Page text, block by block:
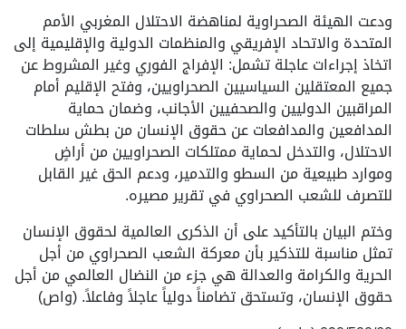
ودعت الهيئة الصحراوية لمناهضة الاحتلال المغربي الأمم
المتحدة والاتحاد الإفريقي والمنظمات الدولية والإقليمية إلى
اتخاذ إجراءات عاجلة تشمل: الإفراج الفوري وغير المشروط عن
جميع المعتقلين السياسيين الصحراويين، وفتح الإقليم أمام
المراقبين الدوليين والصحفيين الأجانب، وضمان حماية
المدافعين والمدافعات عن حقوق الإنسان من بطش سلطات
الاحتلال، والتدخل لحماية ممتلكات الصحراويين من أراضٍ
وموارد طبيعية من السطو والتدمير، ودعم الحق غير القابل
للتصرف للشعب الصحراوي في تقرير مصيره.
وختم البيان بالتأكيد على أن الذكرى العالمية لحقوق الإنسان
تمثل مناسبة للتذكير بأن معركة الشعب الصحراوي من أجل
الحرية والكرامة والعدالة هي جزء من النضال العالمي من أجل
حقوق الإنسان، وتستحق تضامناً دولياً عاجلاً وفاعلاً. (واص)